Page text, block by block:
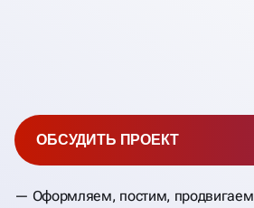
Оформляем, постим, продвигаем
ОБСУДИТЬ ПРОЕКТ